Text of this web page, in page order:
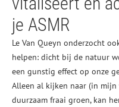
je ASMR
Le Van Queyn onderzocht
helpen: dicht bij de natuur
een gunstig effect op onze
Alleen al kijken naar (in mijn
duurzaam fraai groen, kan